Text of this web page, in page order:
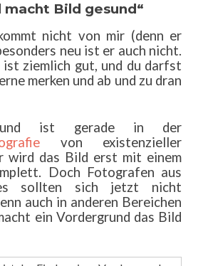
macht Bild gesund“
nicht von mir (denn er
neu ist er auch nicht.
ziemlich gut, und du darfst
merken und ab und zu dran
ist gerade in der
von existenzieller
wird das Bild erst mit einem
Doch Fotografen aus
sollten sich jetzt nicht
auch in anderen Bereichen
ein Vordergrund das Bild